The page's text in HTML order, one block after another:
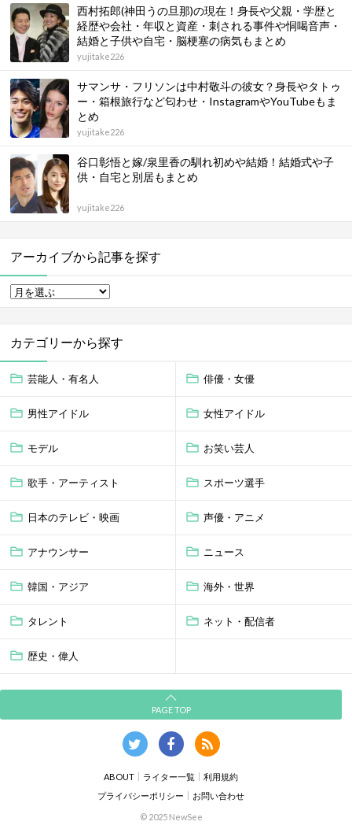
西村拓郎(神田うの旦那)の現在！身長や父親・学歴と
経歴や会社・年収と資産・刺される事件や恫喝音声・
結婚と子供や自宅・脳梗塞の病気もまとめ
yujitake226
サマンサ・フリソンは中村敬斗の彼女？身長やタトゥ
ー・箱根旅行など匂わせ・InstagramやYouTubeもま
とめ
yujitake226
谷口彰悟と嫁/泉里香の馴れ初めや結婚！結婚式や子
供・自宅と別居もまとめ
yujitake226
アーカイブから記事を探す
カテゴリーから探す
芸能人・有名人 俳優・女優
男性アイドル 女性アイドル
モデル お笑い芸人
歌手・アーティスト スポーツ選手
日本のテレビ・映画 声優・アニメ
アナウンサー ニュース
韓国・アジア 海外・世界
タレント ネット・配信者
歴史・偉人
PAGE TOP
ABOUT ライター一覧
利用規約
プライバシーポリシー
お問い合わせ
© 2025 NewSee